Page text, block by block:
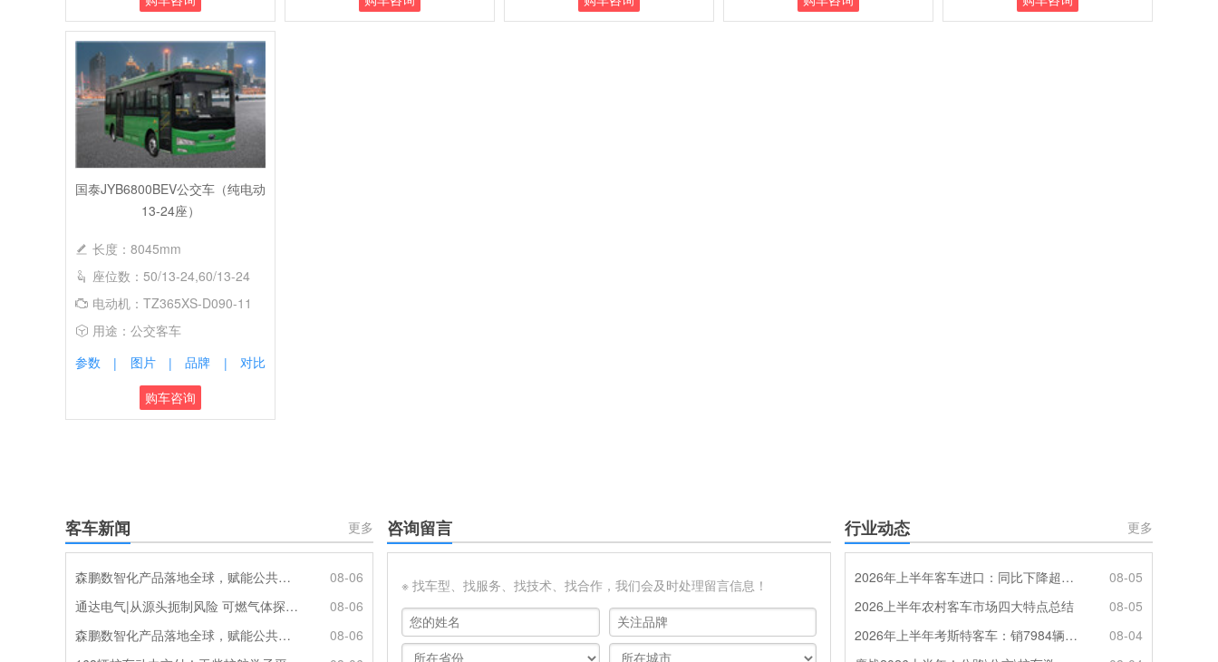
国泰JYB6800BEV公交车（纯电动
13-24座）
长度：8045mm
座位数：50/13-24,60/13-24
电动机：TZ365XS-D090-11
用途：公交客车
参数
| 图片 | 品牌 |
对比
购车咨询
客车新闻 更多
森鹏数智化产品落地全球，赋能公共交通新升级
08-06
通达电气|从源头扼制风险 可燃气体探测系统灵敏感知商用车燃气泄漏
08-06
森鹏数智化产品落地全球，赋能公共交通新升级
08-06
咨询留言
※ 找车型、找服务、找技术、找合作，我们会及时处理留言信息！
行业动态 更多
2026年上半年客车进口：同比下降超4成，轻客主体地位凸显
08-05
2026上半年农村客车市场四大特点总结
08-05
2026年上半年考斯特客车：销7984辆 6米领涨领跑 电动化提速
08-04